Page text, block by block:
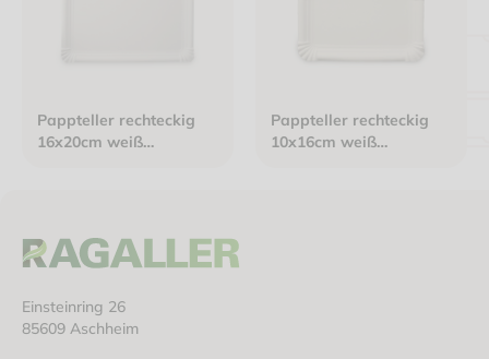
Pappteller rechteckig
16x20cm weiß
Pappteller rechteckig
10x16cm weiß
Einsteinring 26
85609 Aschheim